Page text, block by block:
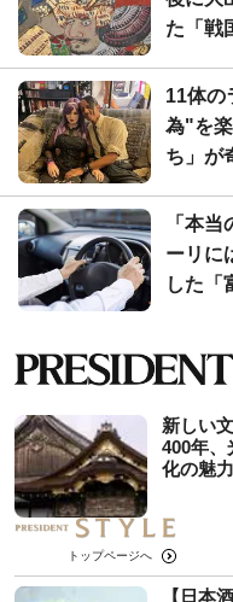
た「戦
11体の
為"を
ち」が
「本
ーリに
した「
新しい
400年、
化の魅
トップページへ
【日本